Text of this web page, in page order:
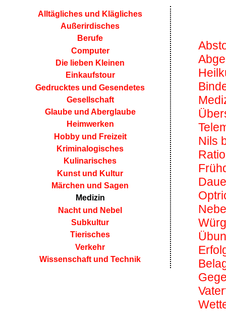
Alltägliches und Klägliches
Außerirdisches
Berufe
Computer
Die lieben Kleinen
Einkaufstour
Gedrucktes und Gesendetes
Gesellschaft
Glaube und Aberglaube
Heimwerken
Hobby und Freizeit
Kriminalogisches
Kulinarisches
Kunst und Kultur
Märchen und Sagen
Medizin
Nacht und Nebel
Subkultur
Tierisches
Verkehr
Wissenschaft und Technik
Nils